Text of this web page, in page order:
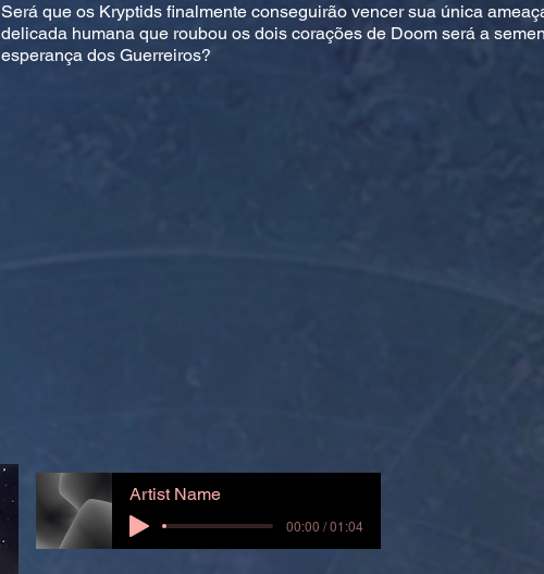
Será que os Kryptids finalmente conseguirão vencer sua única
delicada humana que roubou os dois corações de Doom será a
esperança dos Guerreiros?
Artist Name
00:00 / 01:04